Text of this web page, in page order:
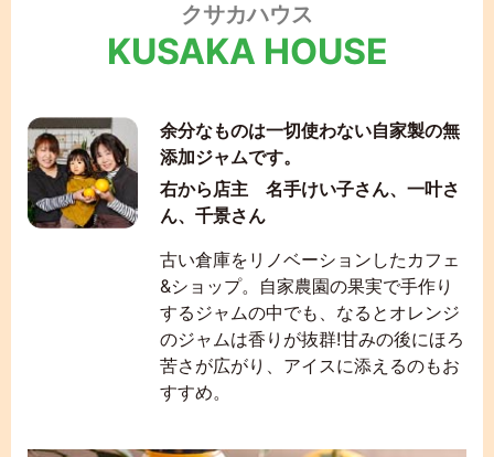
クサカハウス
KUSAKA HOUSE
余分なものは一切使わない自家製の無
添加ジャムです。
右から店主 名手けい子さん、一叶さ
ん、千景さん
古い倉庫をリノベーションしたカフェ
&ショップ。自家農園の果実で手作り
するジャムの中でも、なるとオレンジ
のジャムは香りが抜群!甘みの後にほろ
苦さが広がり、アイスに添えるのもお
すすめ。